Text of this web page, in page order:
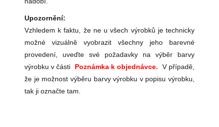
Upozornění:
Vzhledem k faktu, že ne u všech výrobků je technicky
možné vizuálně vyobrazit všechny jeho barevné
provedení, uveďte své požadavky na výběr barvy
výrobku v části Poznámka k objednávce.
V případě,
že je možnost výběru barvy výrobku v popisu výrobku,
tak ji označte tam.